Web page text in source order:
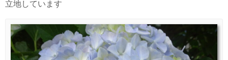
立地しています